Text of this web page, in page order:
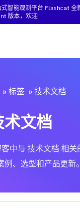
式智能观测平台 Flashcat 全
版本，欢迎
标签 技术文档
文档
中与 技术文档 相
、选型和产品更新。